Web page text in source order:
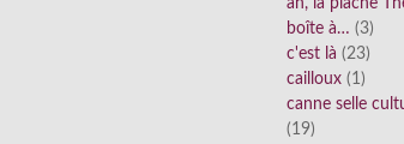
ah, la plache
boîte à… (3)
c'est là (23)
cailloux (1)
canne selle
(19)